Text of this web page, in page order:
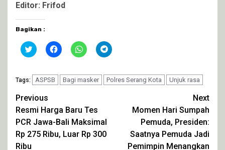
Editor: Frifod
Bagikan :
Klik
untuk
Twitter(Membuka
di
jendela
yang
baru)
Klik
untuk
Facebook(Membuka
di
jendela
Klik
untuk
WhatsApp(Membuka
di
jendela
Klik
untuk
Telegram(Membuka
di
jendela
Tags: ASPSB Bagi masker Polres Serang Kota Unjuk rasa
Continue
Reading
Previous
Resmi Harga Baru Tes
PCR Jawa-Bali Maksimal
Rp 275 Ribu, Luar Rp 300
Ribu
Next
Momen Hari Sumpah
Pemuda, Presiden:
Saatnya Pemuda Jadi
Pemimpin Menangkan